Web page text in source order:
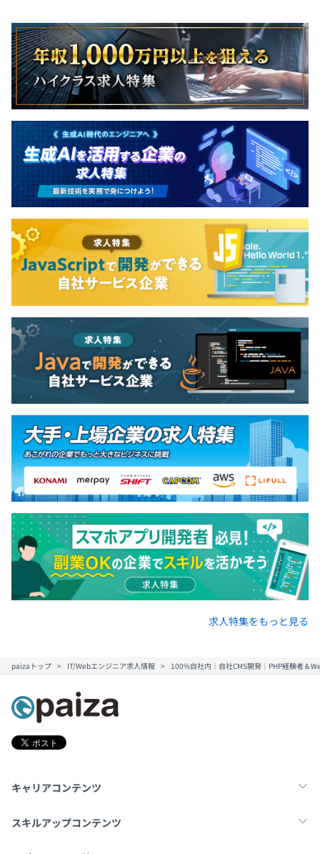
■頑張りしだいでどんどん年収UP！
各リーダーは「コードの正確さとスピード」を重視して評
価します。また、空き時間に他のメンバーをサポートした
際も、その貢献をしっかりと評価します。努力が確実に認
められ、成果や成長に応じて昇給がおこなわれます。さら
に、各種手当も充実しており、1年で年収が100万円近く
アップした社員もいます。
配属先となる制作部には、現在12名の社員が在籍してお
り、年齢層は20代後半から40代半ばまでと幅広くなって
います。プログラマは男性5名ですが、当社全体では女性
の割合が高く、女性管理職の登用実績も豊富です。
全員が中途入社であるため、新たに加わる方もすぐに馴染
める雰囲気が特徴です。職種を超えて和気あいあいとして
おり、休憩中や空き時間には雑談を楽しむ姿もよく見られ
ます。
1案件あたり1～2名で担当します。
求人特集をもっと見る
paizaトップ IT/Webエンジニア求人情報 100%自社内｜自社CMS開発｜PHP経験者＆
キャリアコンテンツ
転職・キャリア
スキルアップコンテンツ